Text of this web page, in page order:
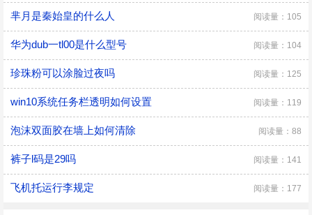
芈月是秦始皇的什么人 阅读量：105
华为dub一tl00是什么型号 阅读量：104
珍珠粉可以涂脸过夜吗 阅读量：125
win10系统任务栏透明如何设置 阅读量：119
泡沫双面胶在墙上如何清除 阅读量：88
裤子l码是29吗 阅读量：141
飞机托运行李规定 阅读量：177